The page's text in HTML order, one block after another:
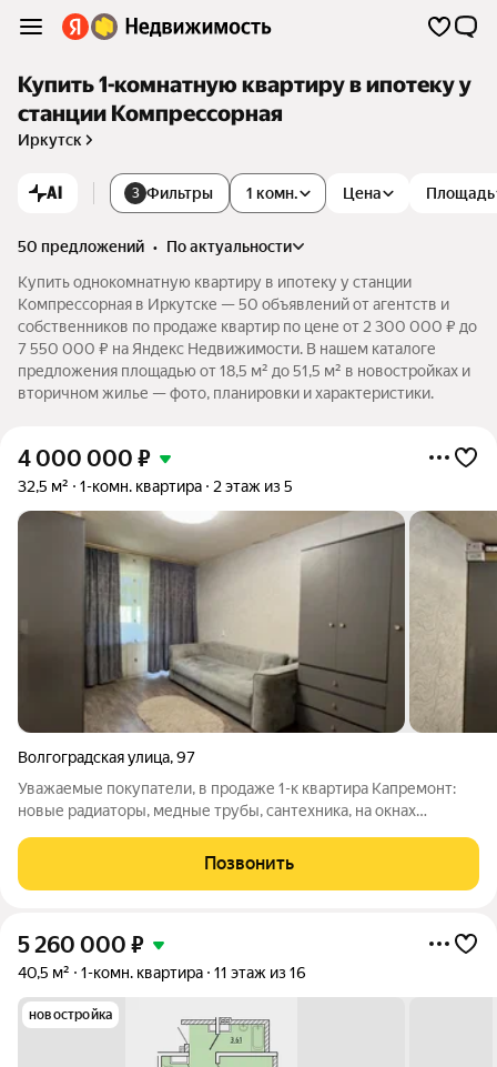
Купить 1-комнатную квартиру в ипотеку у
станции Компрессорная
Иркутск
AI 3 Фильтры 1 комн. Цена Площадь
50 предложений •
по актуальности
Купить однокомнатную квартиру в ипотеку у станции
Компрессорная в Иркутске — 50 объявлений от агентств и
собственников по продаже квартир по цене от 2 300 000 ₽ до
7 550 000 ₽ на Яндекс Недвижимости. В нашем каталоге
предложения площадью от 18,5 м² до 51,5 м² в новостройках и
вторичном жилье — фото, планировки и характеристики.
4 000 000 ₽
32,5 м² 1-комн. квартира 2 этаж из 5
Волгоградская улица,97
Уважаемые покупатели, в продаже 1-к квартира Капремонт:
новые радиаторы, медные трубы, сантехника, на окнах
Отдельный плюс гардеробная и раздельный с/у. 2 этаж (не
первый, не последний).
Позвонить
5 260 000 ₽
40,5 м² 1-комн. квартира 11 этаж из 16
новостройка